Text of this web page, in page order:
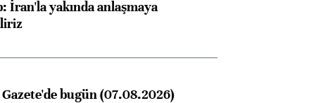
İran'la yakında anlaşmaya
bugün (07.08.2026)